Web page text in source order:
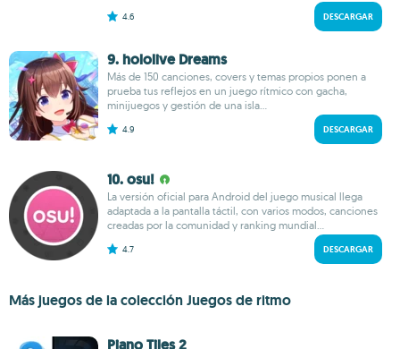
4.6 DESCARGAR
9. hololive Dreams
Más de 150 canciones, covers y temas propios ponen a
prueba tus reflejos en un juego rítmico con gacha,
minijuegos y gestión de una isla...
4.9 DESCARGAR
10. osu!
La versión oficial para Android del juego musical llega
adaptada a la pantalla táctil, con varios modos, canciones
creadas por la comunidad y ranking mundial...
4.7 DESCARGAR
Más juegos de la colección Juegos de ritmo
Piano Tiles 2